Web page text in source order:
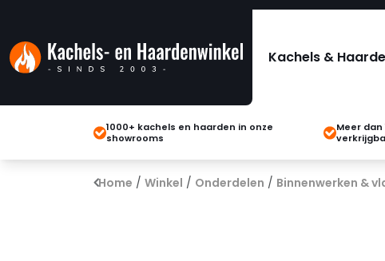
Kachels &
1000+ kachels en haarden in onze
showrooms
Meer
Home / Winkel / Onderdelen / Binnenwerken &